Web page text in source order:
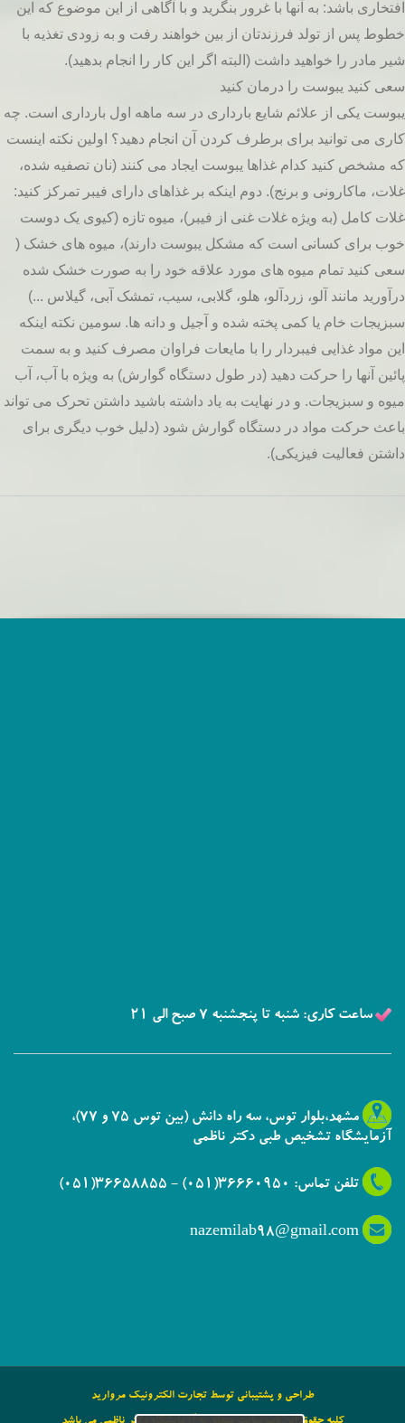
افتخاری باشد: به آنها با غرور بنگرید و با آگاهی از این موضوع که این
خطوط پس از تولد فرزندتان از بین خواهند رفت و به زودی تغذیه با
شیر مادر را خواهید داشت (البته اگر این کار را انجام بدهید).
سعی کنید یبوست را درمان کنید
یبوست یکی از علائم شایع بارداری در سه ماهه اول بارداری است. چه
کاری می توانید برای برطرف کردن آن انجام دهید؟ اولین نکته اینست
که مشخص کنید کدام غذاها یبوست ایجاد می کنند (نان تصفیه شده،
غلات، ماکارونی و برنج). دوم اینکه بر غذاهای دارای فیبر تمرکز کنید:
غلات کامل (به ویژه غلات غنی از فیبر)، میوه تازه (کیوی یک دوست
خوب برای کسانی است که مشکل یبوست دارند)، میوه های خشک (
سعی کنید تمام میوه های مورد علاقه خود را به صورت خشک شده
درآورید مانند آلو، زردآلو، هلو، گلابی، سیب، تمشک آبی، گیلاس ...)
سبزیجات خام یا کمی پخته شده و آجیل و دانه ها. سومین نکته اینکه
این مواد غذایی فیبردار را با مایعات فراوان مصرف کنید و به سمت
پائین آنها را حرکت دهید (در طول دستگاه گوارش) به ویژه با آب، آب
میوه و سبزیجات. و در نهایت به یاد داشته باشید داشتن تحرک می تواند
باعث حرکت مواد در دستگاه گوارش شود (دلیل خوب دیگری برای
داشتن فعالیت فیزیکی).
ساعت کاری: شنبه تا پنجشنبه 7 صبح الی 21
مشهد،بلوار توس، سه راه دانش (بین توس 75 و 77)،
آزمایشگاه تشخیص طبی دکتر ناظمی
تلفن تماس: 36660950(051) - 36658855(051)
طراحی و پشتیبانی توسط تجارت الکترونیک مروارید